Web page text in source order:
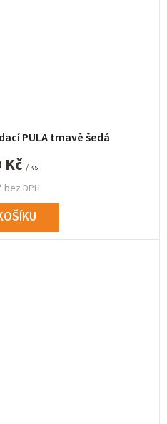
PULA tmavě šedá
bez DPH
Kč / ks